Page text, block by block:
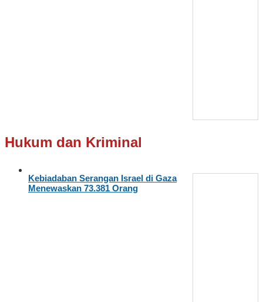
Hukum dan Kriminal
Kebiadaban Serangan Israel di Gaza
Menewaskan 73.381 Orang